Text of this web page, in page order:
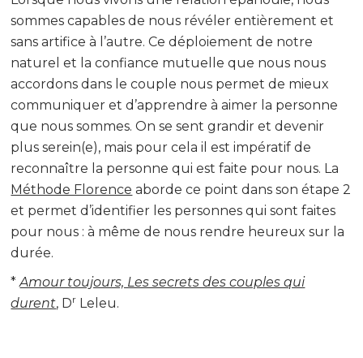
sommes capables de nous révéler entièrement et
sans artifice à l’autre. Ce déploiement de notre
naturel et la confiance mutuelle que nous nous
accordons dans le couple nous permet de mieux
communiquer et d’apprendre à aimer la personne
que nous sommes. On se sent grandir et devenir
plus serein(e), mais pour cela il est impératif de
reconnaître la personne qui est faite pour nous. La
Méthode Florence aborde ce point dans son étape 2
et permet d’identifier les personnes qui sont faites
pour nous : à même de nous rendre heureux sur la
durée.
*Amour toujours, Les secrets des couples qui
durent, Dr Leleu.